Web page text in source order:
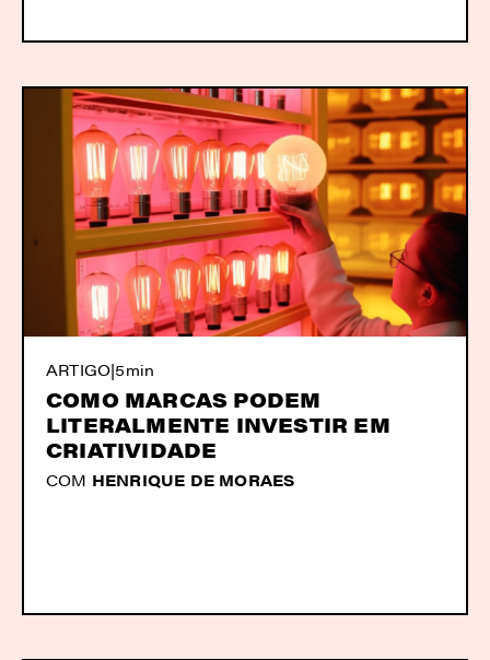
ARTIGO|5min
COMO MARCAS PODEM
LITERALMENTE INVESTIR EM
CRIATIVIDADE
COM HENRIQUE DE MORAES